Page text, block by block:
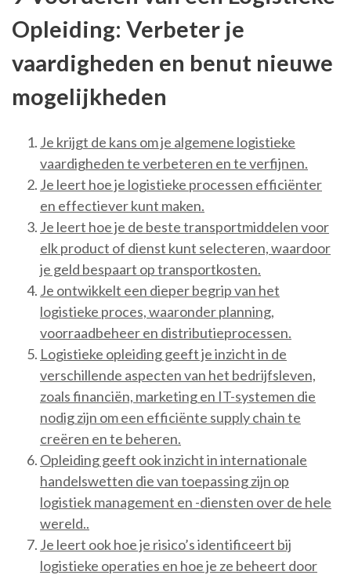
Opleiding: Verbeter je
vaardigheden en benut nieuwe
mogelijkheden
Je krijgt de kans om je algemene logistieke
vaardigheden te verbeteren en te verfijnen.
Je leert hoe je logistieke processen efficiënter
en effectiever kunt maken.
Je leert hoe je de beste transportmiddelen voor
elk product of dienst kunt selecteren, waardoor
je geld bespaart op transportkosten.
Je ontwikkelt een dieper begrip van het
logistieke proces, waaronder planning,
voorraadbeheer en distributieprocessen.
Logistieke opleiding geeft je inzicht in de
verschillende aspecten van het bedrijfsleven,
zoals financiën, marketing en IT-systemen die
nodig zijn om een ​​efficiënte supply chain te
creëren en te beheren.
Opleiding geeft ook inzicht in internationale
handelswetten die van toepassing zijn op
logistiek management en -diensten over de hele
wereld..
Je leert ook hoe je risico’s identificeert bij
logistieke operaties en hoe je ze beheert door